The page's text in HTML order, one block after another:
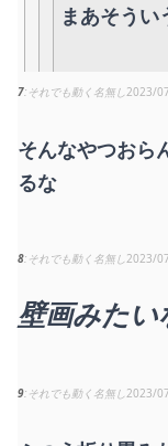
まあそう
7 それでも動く名無し 2023/
そんなやつおら
るな
8 それでも動く名無し 2023/
壁画みた
9 それでも動く名無し 2023/